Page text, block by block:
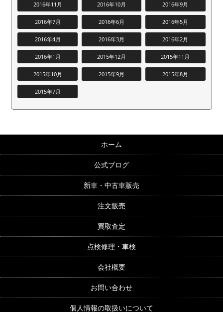
2016年11月 2016年10月 2016年9月
2016年7月 2016年6月 2016年5月
2016年4月 2016年3月 2016年2月
2016年1月 2015年12月 2015年11月
2015年10月 2015年9月 2015年8月
2015年7月
ホーム
公式ブログ
新車・中古車販売
注文販売
買取査定
点検修理・車検
会社概要
お問い合わせ
個人情報の取扱いについて